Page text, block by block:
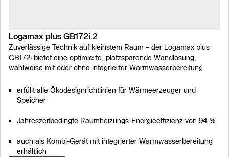
Logamax plus GB172i.2
Zuverlässige Technik auf kleinstem Raum – der Logamax plus
GB172i bietet eine optimierte, platzsparende Wandlösung,
wahlweise mit oder ohne integrierter Warmwasserbereitung.
erfüllt alle Ökodesignrichtlinien für Wärmeerzeuger und
Speicher
Jahreszeitbedingte Raumheizungs-Energieeffizienz von 94 %
auch als Kombi-Gerät mit integrierter Warmwasserbereitung
erhältlich